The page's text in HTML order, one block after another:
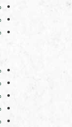
مخزن
مخزن
مخزن
مخزن
مخزن
مخزن
مخزن